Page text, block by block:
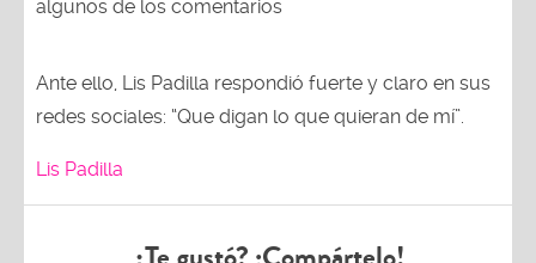
algunos de los comentarios
Ante ello, Lis Padilla respondió fuerte y claro en sus
redes sociales: “Que digan lo que quieran de mí”.
Lis Padilla